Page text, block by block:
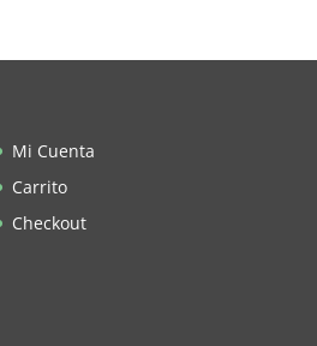
Mi Cuenta
Carrito
Checkout